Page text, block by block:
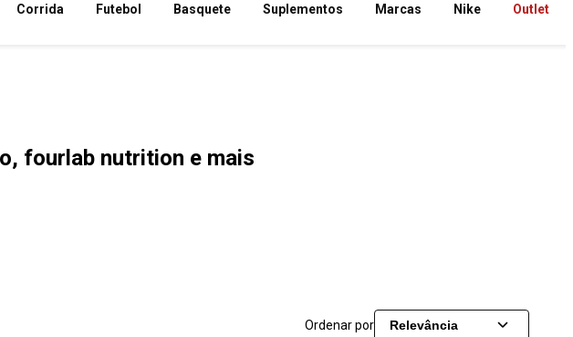
Corrida Futebol Basquete Suplementos Marcas Nike Outlet
fourlab nutrition e mais
Ordenar por Relevância